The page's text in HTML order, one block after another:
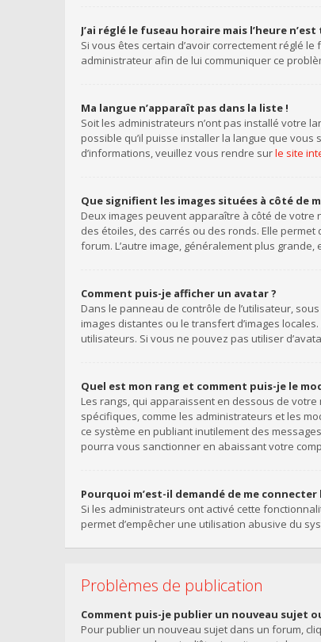
J’ai réglé le fuseau horaire mais l’heure
Si vous êtes certain d’avoir correctement réglé
administrateur afin de lui communiquer ce
Ma langue n’apparaît pas dans la liste !
Soit les administrateurs n’ont pas installé votre
possible qu’il puisse installer la langue que
d’informations, veuillez vous rendre surle site
Que signifient les images situées à côté de
Deux images peuvent apparaître à côté de votre
des étoiles, des carrés ou des ronds. Elle
forum. L’autre image, généralement plus
Comment puis-je afficher un avatar ?
Dans le panneau de contrôle de l’utilisateur,
images distantes ou le transfert d’images
utilisateurs. Si vous ne pouvez pas utiliser
Quel est mon rang et comment puis-je le
Les rangs, qui apparaissent en dessous de
spécifiques, comme les administrateurs et les
ce système en publiant inutilement des
pourra vous sanctionner en abaissant votre
Pourquoi m’est-il demandé de me
Si les administrateurs ont activé cette
permet d’empêcher une utilisation abusive du
Problèmes de publication
Comment puis-je publier un nouveau sujet
Pour publier un nouveau sujet dans un forum,